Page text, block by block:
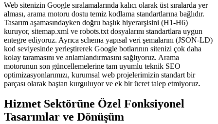
Web sitenizin Google sıralamalarında kalıcı olarak üst sıralarda yer
alması, arama motoru dostu temiz kodlama standartlarına bağlıdır.
Tasarım aşamasındayken doğru başlık hiyerarşisini (H1-H6)
kuruyor, sitemap.xml ve robots.txt dosyalarını standartlara uygun
entegre ediyoruz. Ayrıca schema yapısal veri şemalarını (JSON-LD)
kod seviyesinde yerleştirerek Google botlarının sitenizi çok daha
kolay taramasını ve anlamlandırmasını sağlıyoruz. Arama
motorunun son güncellemelerine tam uyumlu teknik SEO
optimizasyonlarımızı, kurumsal web projelerimizin standart bir
parçası olarak baştan kurguluyor ve ek bir ücret talep etmiyoruz.
Hizmet Sektörüne Özel Fonksiyonel
Tasarımlar ve Dönüşüm